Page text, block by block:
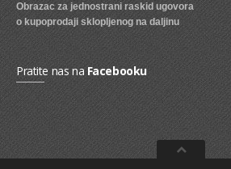
COKOLADE
KREMOVI
BOMBONJERE I PRALINE
MALE COKOLADE I BAROVI
KEKSOVI
KEKS STRUDLE
Obrazac za jednostrani raskid ugovora
o kupoprodaji sklopljenog na daljinu
Pratite nas na Facebooku